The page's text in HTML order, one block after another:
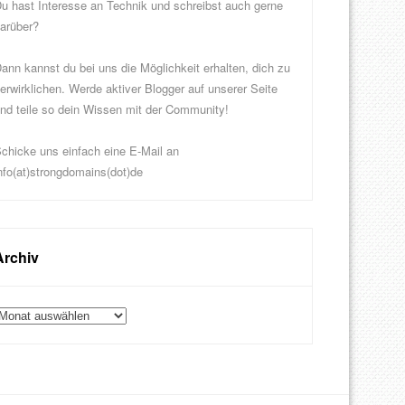
hast Interesse an Technik und schreibst auch gerne
kannst du bei uns die Möglichkeit erhalten, dich zu
Werde aktiver Blogger auf unserer Seite
teile so dein Wissen mit der Community!
uns einfach eine E-Mail an